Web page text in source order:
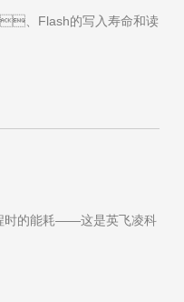
、Flash的写入寿命和读
程时的能耗——这是英飞凌科